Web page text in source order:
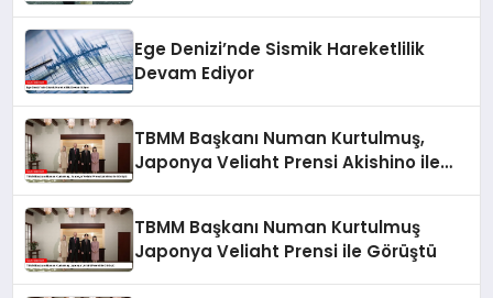
Ege Denizi’nde Sismik Hareketlilik
Devam Ediyor
TBMM Başkanı Numan Kurtulmuş,
Japonya Veliaht Prensi Akishino ile
TBMM Başkanı Numan Kurtulmuş
Japonya Veliaht Prensi ile Görüştü